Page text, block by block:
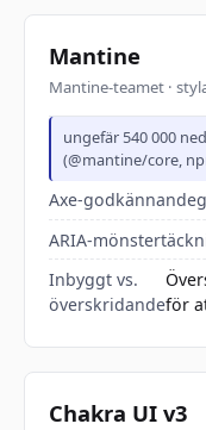
Mantine
Mantine-teamet ·
ungefär 540 000
(@mantine/core,
Axe-
ARIA-
Inbyggt vs.
överskridandeför
Chakra UI v3